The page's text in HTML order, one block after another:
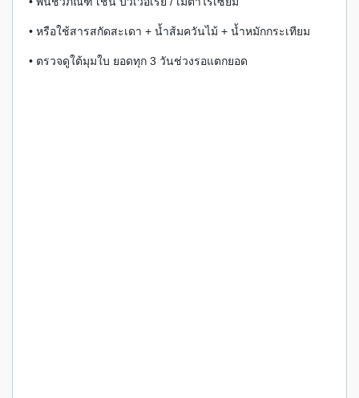
• หรือใช้สารสกัดสะเดา + น้ำส้มควันไม้ + น้ำหมักกระเทียม
• ตรวจดูใต้มุมใบ ยอดทุก 3 วันช่วงรอแตกยอด